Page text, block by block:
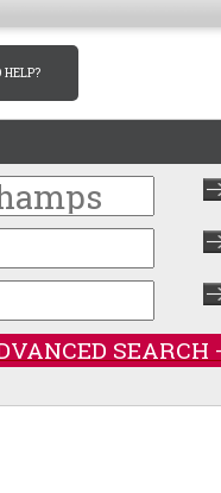
HELP?
SEARCH